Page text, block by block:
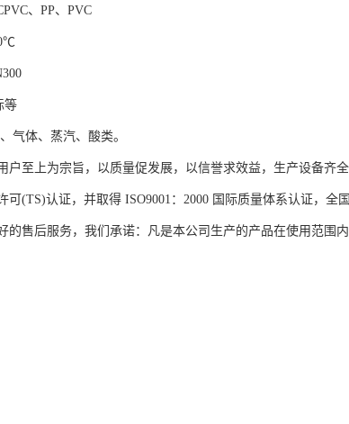
、PP、PVC
等
气体、蒸汽、酸类。
户至上为宗旨，以质量促发展，以信誉求效益，生产设备齐
可(TS)认证，并取得 ISO9001：2000 国际质量体系认证，
的售后服务，我们承诺：凡是本公司生产的产品在使用范围